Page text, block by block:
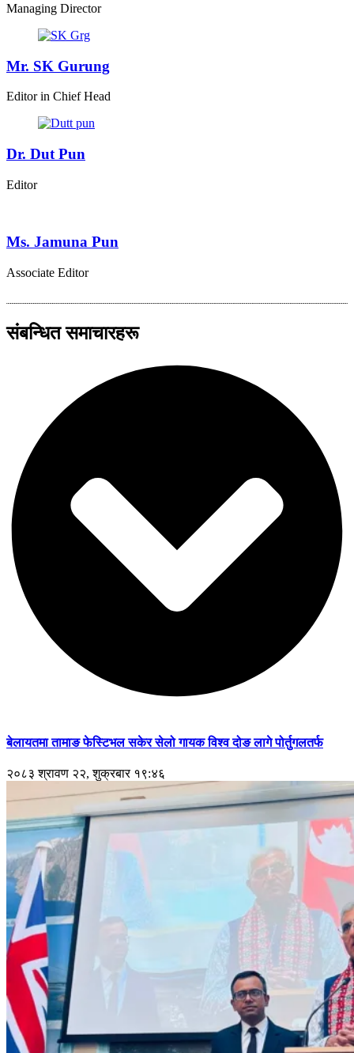
Managing Director
Mr. SK Gurung
Editor in Chief Head
Dr. Dut Pun
Editor
Ms. Jamuna Pun
Associate Editor
संबन्धित समाचारहरू
बेलायतमा तामाङ फेस्टिभल सकेर सेलो गायक विश्व दोङ लागे पोर्तुगलतर्फ
२०८३ श्रावण २२, शुक्रबार १९:४६